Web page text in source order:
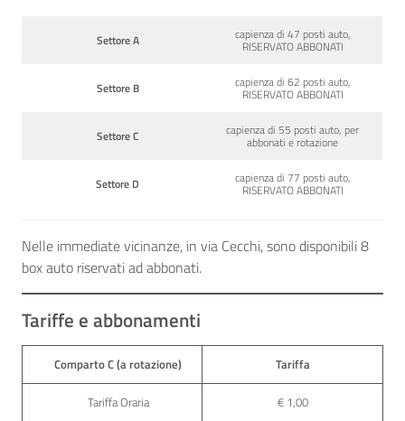
Settore A capienza di 47 posti auto,
RISERVATO ABBONATI
Settore B capienza di 62 posti auto,
RISERVATO ABBONATI
Settore C capienza di 55 posti auto, per
abbonati e rotazione
Settore D capienza di 77 posti auto,
RISERVATO ABBONATI
Nelle immediate vicinanze, in via Cecchi, sono disponibili 8
box auto riservati ad abbonati.
Tariffe e abbonamenti
Comparto C (a rotazione) Tariffa
Tariffa Oraria € 1,00